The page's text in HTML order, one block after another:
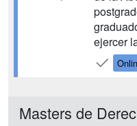
ejercer la
máster
realidad
Masters de